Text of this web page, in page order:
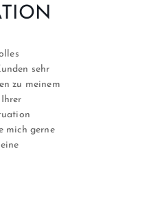
sehr
zu meinem
mich gerne